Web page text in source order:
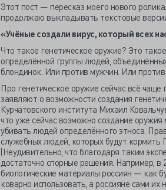
Этот пост — пересказ моего нового
продолжаю выкладывать текстовые
«Учёные создали вирус, который всех
Что такое генетическое оружие? Это
определённой группы людей,
блондинок. Или против мужчин. Или
Про генетическое оружие сейчас всё
заявляют о возможности создания
Курчатовского института Михаил
что уже сейчас возможно создание
убивать людей определённого этноса.
служебных людей, которых будут кормить
(Неудивительно, что благодаря таким
достаточно спорные решения. Например,
биологические материалы россиян — как
коварно использовать, а россияне сами их